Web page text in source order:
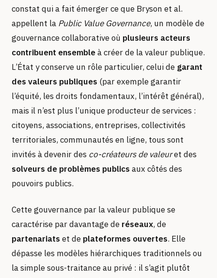
constat qui a fait émerger ce que Bryson et al.
appellent la Public Value Governance, un modèle de
gouvernance collaborative où plusieurs acteurs
contribuent ensembleà créer de la valeur publique.
L’État y conserve un rôle particulier, celui de garant
des valeurs publiques (par exemple garantir
l’équité, les droits fondamentaux, l’intérêt général),
mais il n’est plus l’unique producteur de services :
citoyens, associations, entreprises, collectivités
territoriales, communautés en ligne, tous sont
invités à devenir des co-créateurs de valeuret des
solveurs de problèmes publics aux côtés des
pouvoirs publics.
Cette gouvernance par la valeur publique se
caractérise par davantage de réseaux, de
partenariats et de plateformes ouvertes. Elle
dépasse les modèles hiérarchiques traditionnels ou
la simple sous-traitance au privé : il s’agit plutôt